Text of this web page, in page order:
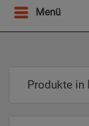
Menü
Produkte in